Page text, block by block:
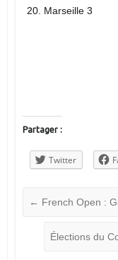
Marseille 3
Partager :
Twitter
← French Open :
Élections du